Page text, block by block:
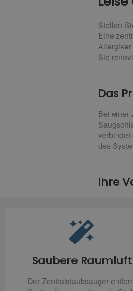
Stellen
Eine
Allergiker
Sie
Das
Bei einer
verbindet
des
Ihre
Saubere Raumluft
Der Zentralstaubsauger